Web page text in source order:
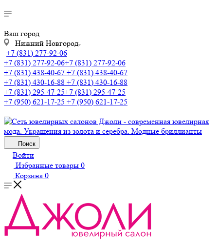
Ваш город
Нижний Новгород
+7 (831) 277-92-06
+7 (831) 277-92-06+7 (831) 277-92-06
+7 (831) 438-40-67 +7 (831) 438-40-67
+7 (831) 430-16-88 +7 (831) 430-16-88
+7 (831) 295-47-25+7 (831) 295-47-25
+7 (950) 621-17-25 +7 (950) 621-17-25
Поиск
Войти
Избранные товары 0
Корзина 0